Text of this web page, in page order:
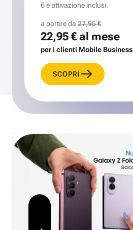
6 e attivazione inclusi.
a partire da 27,95 €
22,95 €al mese
per i clienti Mobile Business
SCOPRI